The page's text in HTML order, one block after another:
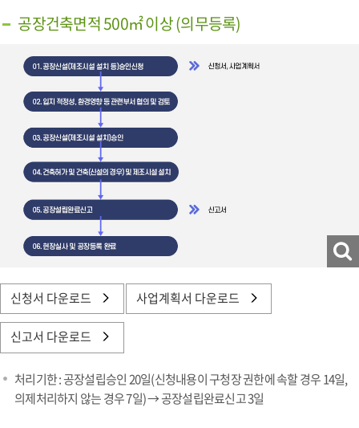
공장건축면적 500㎡ 이상 (의무등록)
신청서 다운로드 사업계획서 다운로드
신고서 다운로드
처리기한 : 공장설립승인 20일(신청내용이 구청장 권한에 속할 경우 14일,
의제처리하지 않는 경우 7일) → 공장설립완료신고 3일